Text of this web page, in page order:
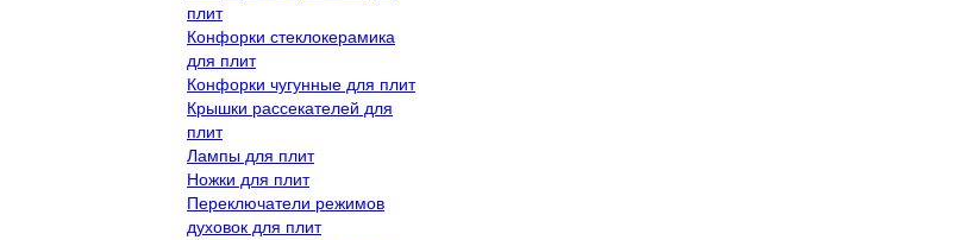
плит
Конфорки стеклокерамика
для плит
Конфорки чугунные для плит
Крышки рассекателей для
плит
Лампы для плит
Ножки для плит
Переключатели режимов
духовок для плит